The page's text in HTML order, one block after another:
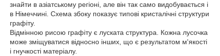
знайти в азіатському регіоні, але він так само видобувається і
в Німеччині. Схема збоку показує типові кристалічні структури
графіту.
Відмінною рисою графіту є луската структура. Кожна лусочка
може зміщуватися відносно інших, що є результатом м'якості
і гнучкості матеріалу.